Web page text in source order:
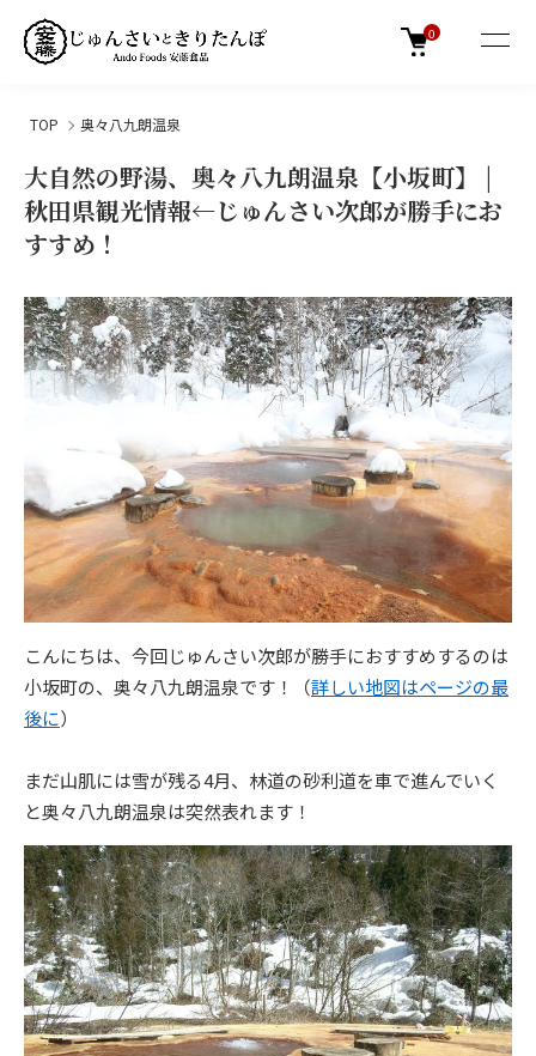
0
TOP 奥々八九朗温泉
大自然の野湯、奥々八九朗温泉【小坂町】 |
秋田県観光情報←じゅんさい次郎が勝手にお
すすめ！
こんにちは、今回じゅんさい次郎が勝手におすすめするのは
小坂町の、奥々八九朗温泉です！（詳しい地図はページの最
後に）
まだ山肌には雪が残る4月、林道の砂利道を車で進んでいく
と奥々八九朗温泉は突然表れます！